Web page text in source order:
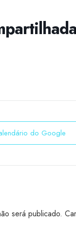
do Google
será publicado.